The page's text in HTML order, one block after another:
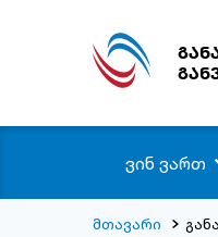
ვინ ვართ
მთავარი